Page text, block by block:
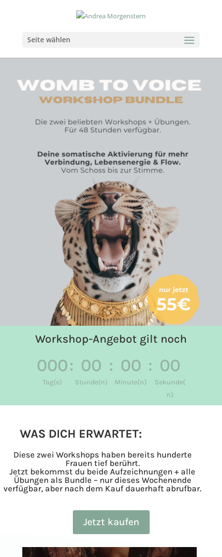
Seite wählen
Workshop-Angebot gilt noch
000
Tag(e)
: 00
Stunde(n)
: 00
Minute(n)
: 00
Sekunde(
n)
WAS DICH ERWARTET:
Diese zwei Workshops haben bereits hunderte
Frauen tief berührt.
Jetzt bekommst du beide Aufzeichnungen + alle
Übungen als Bundle – nur dieses Wochenende
verfügbar, aber nach dem Kauf dauerhaft abrufbar.
Jetzt kaufen